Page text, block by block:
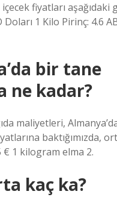
içecek fiyatları aşağıdaki
Doları 1 Kilo Pirinç: 4.6
bir tane
ne kadar?
maliyetleri,
baktığımızda,
1 kilogram elma 2.
kaç ka?